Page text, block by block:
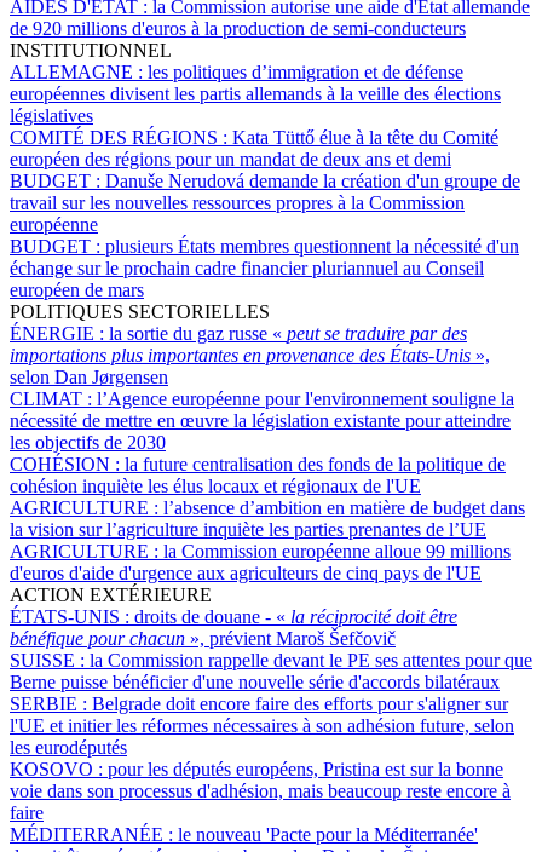
AIDES D'ÉTAT : la Commission autorise une aide d'État allemande
de 920 millions d'euros à la production de semi-conducteurs
INSTITUTIONNEL
ALLEMAGNE : les politiques d’immigration et de défense
européennes divisent les partis allemands à la veille des élections
législatives
COMITÉ DES RÉGIONS : Kata Tüttő élue à la tête du Comité
européen des régions pour un mandat de deux ans et demi
BUDGET : Danuše Nerudová demande la création d'un groupe de
travail sur les nouvelles ressources propres à la Commission
européenne
BUDGET : plusieurs États membres questionnent la nécessité d'un
échange sur le prochain cadre financier pluriannuel au Conseil
européen de mars
POLITIQUES SECTORIELLES
ÉNERGIE : la sortie du gaz russe « peut se traduire par des
importations plus importantes en provenance des États-Unis »,
selon Dan Jørgensen
CLIMAT : l’Agence européenne pour l'environnement souligne la
nécessité de mettre en œuvre la législation existante pour atteindre
les objectifs de 2030
COHÉSION : la future centralisation des fonds de la politique de
cohésion inquiète les élus locaux et régionaux de l'UE
AGRICULTURE : l’absence d’ambition en matière de budget dans
la vision sur l’agriculture inquiète les parties prenantes de l’UE
AGRICULTURE : la Commission européenne alloue 99 millions
d'euros d'aide d'urgence aux agriculteurs de cinq pays de l'UE
ACTION EXTÉRIEURE
ÉTATS-UNIS : droits de douane - « la réciprocité doit être
bénéfique pour chacun », prévient Maroš Šefčovič
SUISSE : la Commission rappelle devant le PE ses attentes pour que
Berne puisse bénéficier d'une nouvelle série d'accords bilatéraux
SERBIE : Belgrade doit encore faire des efforts pour s'aligner sur
l'UE et initier les réformes nécessaires à son adhésion future, selon
les eurodéputés
KOSOVO : pour les députés européens, Pristina est sur la bonne
voie dans son processus d'adhésion, mais beaucoup reste encore à
faire
MÉDITERRANÉE : le nouveau 'Pacte pour la Méditerranée'